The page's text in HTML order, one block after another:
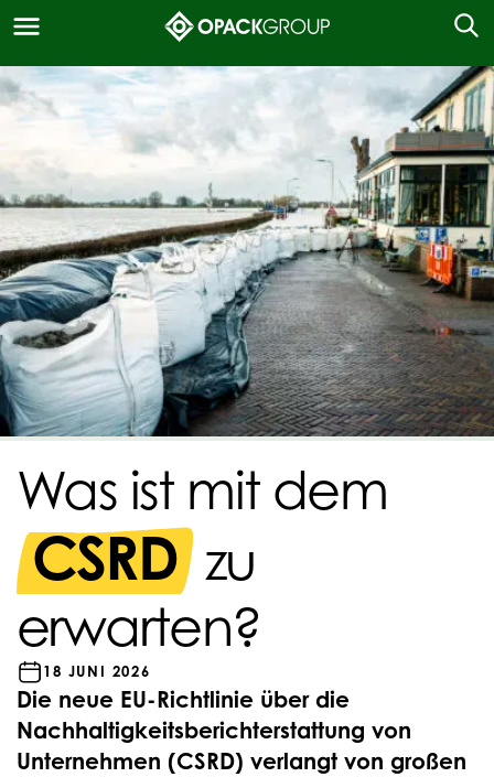
Was ist mit dem
CSRD zu
erwarten?
18 JUNI 2026
Die neue EU-Richtlinie über die
Nachhaltigkeitsberichterstattung von
Unternehmen (CSRD) verlangt von großen